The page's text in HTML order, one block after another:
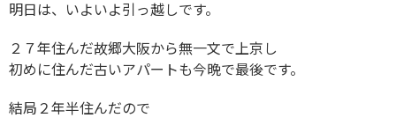
明日は、いよいよ引っ越しです。
２７年住んだ故郷大阪から無一文で上京し
初めに住んだ古いアパートも今晩で最後です。
結局２年半住んだので